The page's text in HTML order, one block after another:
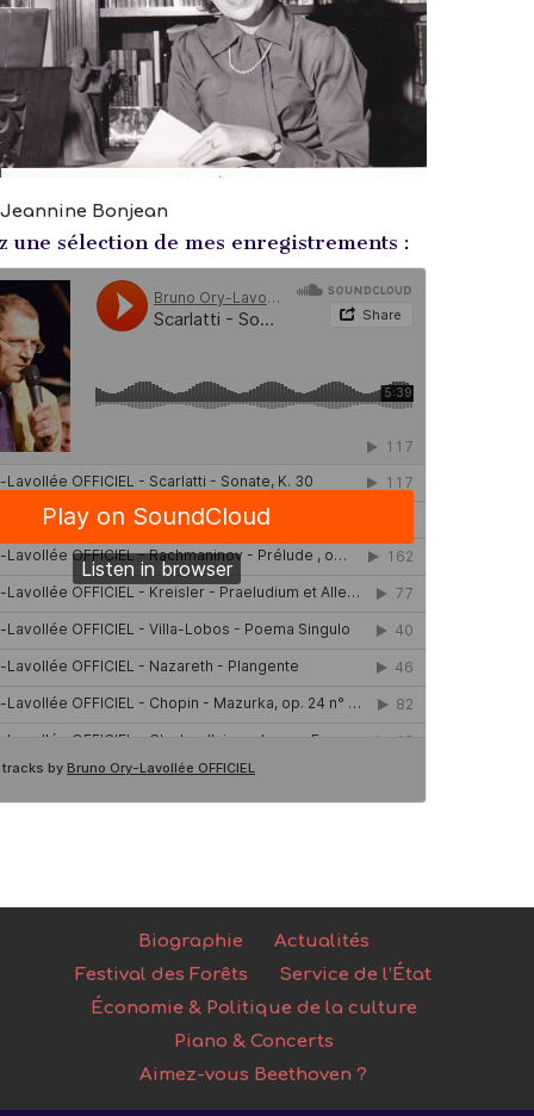
Jeannine Bonjean
une sélection de mes enregistrements :
Biographie
Actualités
Festival des Forêts
Service de l’État
Économie & Politique de la culture
Piano & Concerts
Aimez-vous Beethoven ?